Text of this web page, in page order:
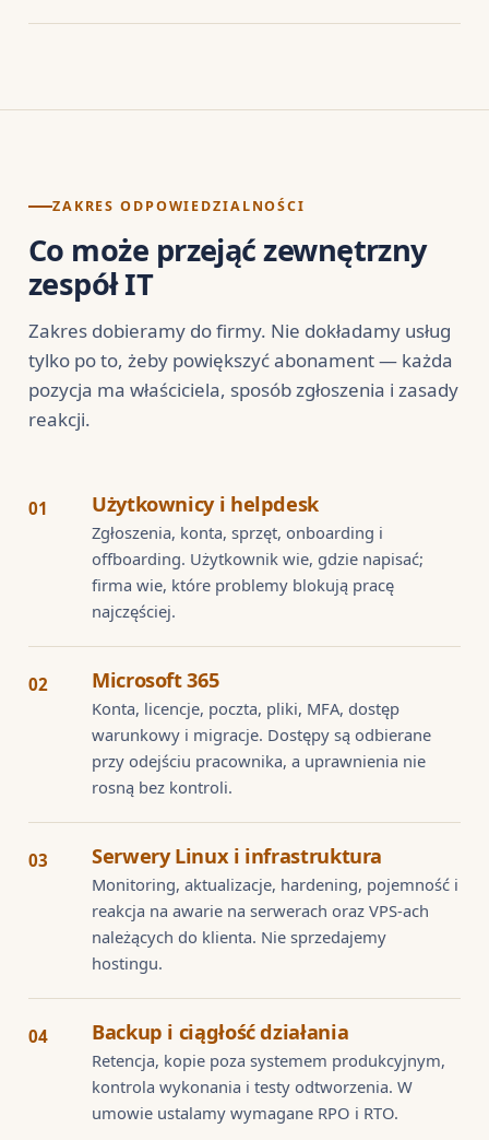
ZAKRES ODPOWIEDZIALNOŚCI
Co może przejąć zewnętrzny
zespół IT
Zakres dobieramy do firmy. Nie dokładamy usług
tylko po to, żeby powiększyć abonament — każda
pozycja ma właściciela, sposób zgłoszenia i zasady
reakcji.
01 Użytkownicy i helpdesk
Zgłoszenia, konta, sprzęt, onboarding i
offboarding. Użytkownik wie, gdzie napisać;
firma wie, które problemy blokują pracę
najczęściej.
02 Microsoft 365
Konta, licencje, poczta, pliki, MFA, dostęp
warunkowy i migracje. Dostępy są odbierane
przy odejściu pracownika, a uprawnienia nie
rosną bez kontroli.
03 Serwery Linux i infrastruktura
Monitoring, aktualizacje, hardening, pojemność i
reakcja na awarie na serwerach oraz VPS-ach
należących do klienta. Nie sprzedajemy
hostingu.
04 Backup i ciągłość działania
Retencja, kopie poza systemem produkcyjnym,
kontrola wykonania i testy odtworzenia. W
umowie ustalamy wymagane RPO i RTO.